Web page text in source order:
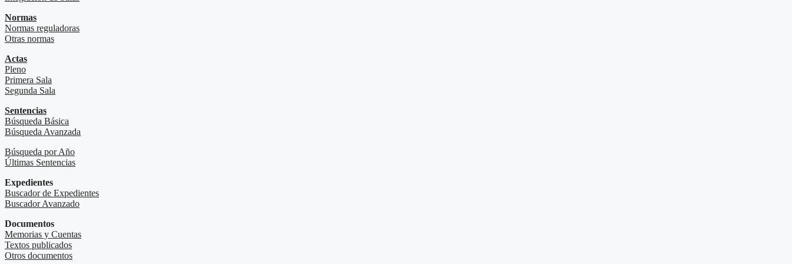
Normas
Normas reguladoras
Otras normas
Actas
Pleno
Primera Sala
Segunda Sala
Sentencias
Búsqueda Básica
Búsqueda Avanzada
Búsqueda por Año
Últimas Sentencias
Expedientes
Buscador de Expedientes
Buscador Avanzado
Documentos
Memorias y Cuentas
Textos publicados
Otros documentos